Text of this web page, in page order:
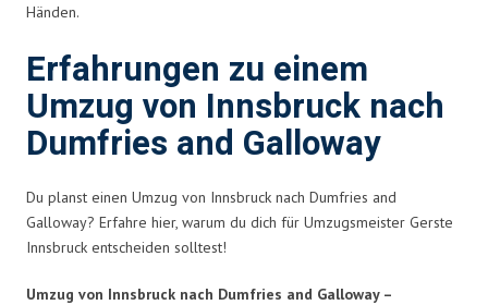
Händen.
Erfahrungen zu einem
Umzug von Innsbruck nach
Dumfries and Galloway
Du planst einen Umzug von Innsbruck nach Dumfries and
Galloway? Erfahre hier, warum du dich für Umzugsmeister Gerste
Innsbruck entscheiden solltest!
Umzug von Innsbruck nach Dumfries and Galloway –